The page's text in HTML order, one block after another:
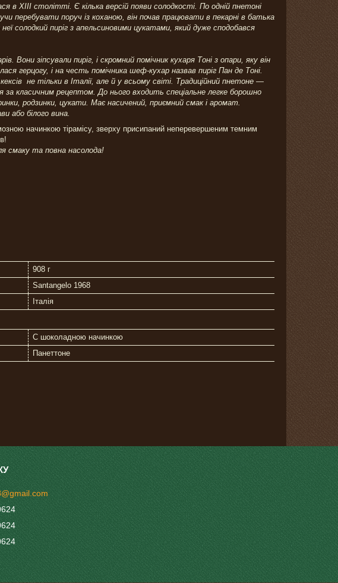
в ХIII столітті. Є кілька версій появи солодкості. По одній пнетоні
перебувати поруч із коханою, він почав працювати в пекарні в батька
солодкий пиріг з апельсиновими цукатами, який дуже сподобався
Вони зіпсували пиріг, і скромний помічник кухаря Тоні з опари, яку він
герцогу, і на честь помічника шеф-кухар назвав пиріг Пан де Тоні.
не тільки в Італії, але й у всьому світі. Традиційний пнетоне —
класичним рецептом. До нього входить спеціальне легке борошно
родзинки, цукати. Має насичений, приємний смак і аромат.
або білого вина.
начинкою тірамісу, зверху присипаний неперевершеним темним
смаку та повна насолода!
908 г
Santangelo 1968
Італія
C шоколадною начинкою
Панеттоне